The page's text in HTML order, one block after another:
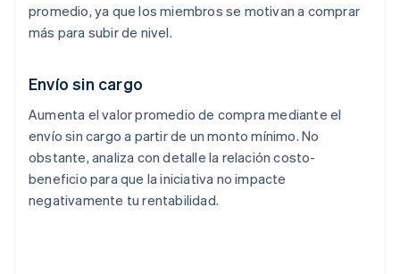
promedio, ya que los miembros se motivan a comprar
más para subir de nivel.
Envío sin cargo
Aumenta el valor promedio de compra mediante el
envío sin cargo a partir de un monto mínimo. No
obstante, analiza con detalle la relación costo-
beneficio para que la iniciativa no impacte
negativamente tu rentabilidad.